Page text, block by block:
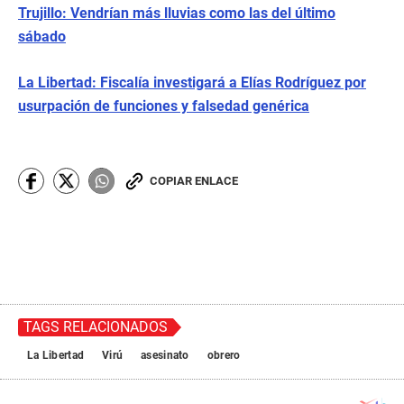
Trujillo: Vendrían más lluvias como las del último
sábado
La Libertad: Fiscalía investigará a Elías Rodríguez por
usurpación de funciones y falsedad genérica
COPIAR ENLACE
TAGS RELACIONADOS
La Libertad Virú asesinato obrero